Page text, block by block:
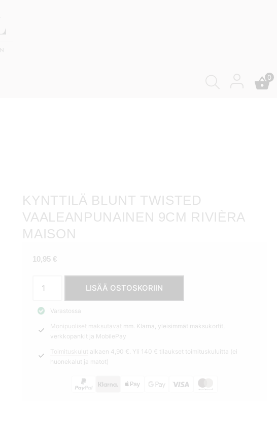
0
KYNTTILÄ BLUNT TWISTED
VAALEANPUNAINEN 9CM RIVIÈRA
MAISON
10,95 €
Blunt
Twisted
9cm
Maison
LISÄÄ OSTOSKORIIN
Varastossa
Monipuoliset maksutavat
mm. Klarna, yleisimmät maksukortit,
verkkopankit ja MobilePay
Toimituskulut alkaen 4,90 €. Yli 140 € tilaukset toimituskuluitta (ei
huonekalut ja matot)